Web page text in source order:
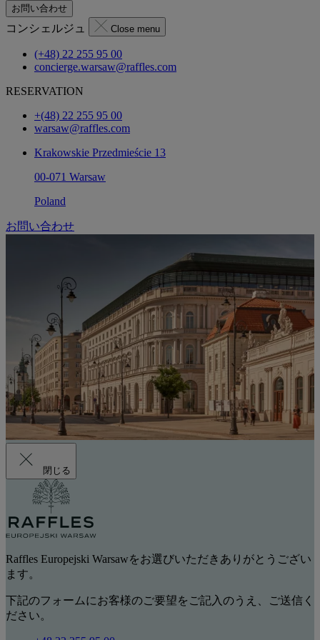
お問い合わせ
コンシェルジュ Close menu
(+48) 22 255 95 00
concierge.warsaw@raffles.com
RESERVATION
+(48) 22 255 95 00
warsaw@raffles.com
Krakowskie Przedmieście 13
00-071 Warsaw
Poland
お問い合わせ
閉じる
Raffles Europejski Warsawをお選びいただきありがとうござい
ます。
下記のフォームにお客様のご要望をご記入のうえ、ご送信く
ださい。